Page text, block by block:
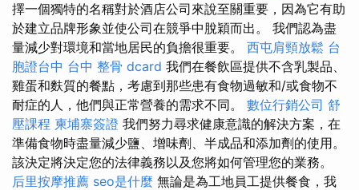
擇一個獨特的名稱對於酒店公司來說至關重要，因為它有助
於建立品牌形象並使公司在競爭中脫穎而出。 我們認為盡
量減少對環境和當地居民的負擔很重要。 西屯肩頸放鬆 台
胞證台中 台中 整骨 dcard 我們在餐飲區提供不含乳製品、
雞蛋和麩質的餐點，考慮到那些患有食物過敏和/或食物不
耐症的人，他們與正常營養的需求不同。 數位行銷公司 舒
壓課程 柬埔寨簽證 我們努力尋求健康意識的解決方案，在
準備食物時盡量減少鹽、增味劑、半成品和添加劑的使用。
該決定將決定您的法律義務以及您將如何管理您的業務。
后里按摩推薦 seo是什麼 無論是為工地員工提供餐食，我